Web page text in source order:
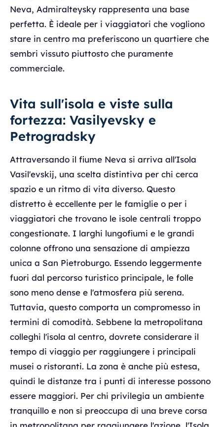
Neva, Admiralteysky rappresenta una base
perfetta. È ideale per i viaggiatori che vogliono
stare in centro ma preferiscono un quartiere che
sembri vissuto piuttosto che puramente
commerciale.
Vita sull'isola e viste sulla
fortezza: Vasilyevsky e
Petrogradsky
Attraversando il fiume Neva si arriva all'Isola
Vasil'evskij, una scelta distintiva per chi cerca
spazio e un ritmo di vita diverso. Questo
distretto è eccellente per le famiglie o per i
viaggiatori che trovano le isole centrali troppo
congestionate. I larghi lungofiumi e le grandi
colonne offrono una sensazione di ampiezza
unica a San Pietroburgo. Essendo leggermente
fuori dal percorso turistico principale, le folle
sono meno dense e l'atmosfera più serena.
Tuttavia, questo comporta un compromesso in
termini di comodità. Sebbene la metropolitana
colleghi l'isola al centro, dovrete considerare il
tempo di viaggio per raggiungere i principali
musei o ristoranti. La zona è anche più estesa,
quindi le distanze tra i punti di interesse possono
essere maggiori. Per chi privilegia un ambiente
tranquillo e non si preoccupa di una breve corsa